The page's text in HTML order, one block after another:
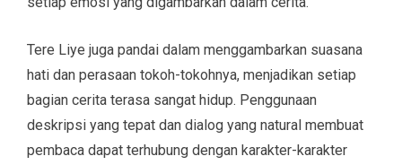
Tere Liye juga pandai dalam menggambarkan suasana
hati dan perasaan tokoh-tokohnya, menjadikan setiap
bagian cerita terasa sangat hidup. Penggunaan
deskripsi yang tepat dan dialog yang natural membuat
pembaca dapat terhubung dengan karakter-karakter